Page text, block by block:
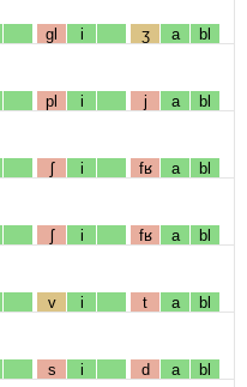
gl i ʒ a bl
pl i j a bl
ʃ i fʁ a bl
ʃ i fʁ a bl
v i t a bl
s i d a bl